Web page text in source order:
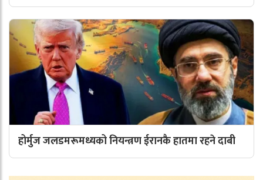
होर्मुज जलडमरूमध्यको नियन्त्रण ईरानकै हातमा रहने दाबी